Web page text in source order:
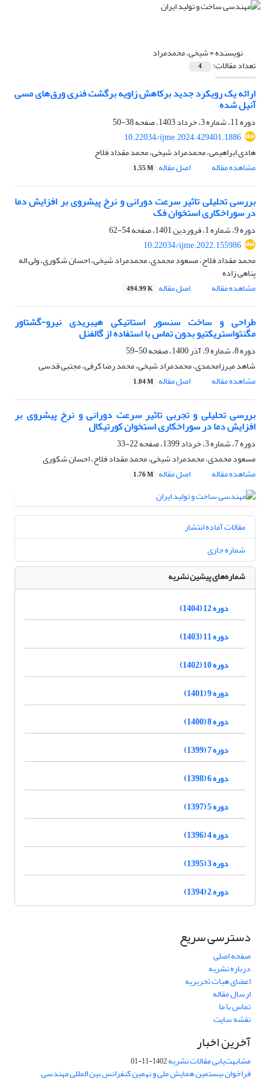
نویسنده =شیخی، محمدمراد
تعداد مقالات: 4
ارائه یک رویکرد جدید برکاهش زاویه برگشت فنری ورق‌های مسی
آنیل شده
دوره 11، شماره 3، خرداد 1403، صفحه
38-50
10.22034/ijme.2024.429401.1886
هادی ابراهیمی، محمدمراد شیخی، محمد مقداد فلاح
مشاهده مقاله
اصل مقاله 1.55 M
بررسی تحلیلی تاثیر سرعت دورانی و نرخ پیشروی بر افزایش دما
در سوراخکاری استخوان فک
دوره 9، شماره 1، فروردین 1401، صفحه
54-62
10.22034/ijme.2022.155986
محمد مقداد فلاح، مسعود محمدی، محمدمراد شیخی، احسان شکوری، ولی اله
پناهی زاده
مشاهده مقاله
اصل مقاله 494.99 K
طراحی و ساخت سنسور استاتیکی هیبریدی نیرو-گشتاور
مگنتواستریکتیو بدون تماس با استفاده از گالفنل
دوره 8، شماره 9، آذر 1400، صفحه
50-59
شاهد میرزامحمدی، محمدمراد شیخی، محمد رضا کرفی، مجتبی قدسی
مشاهده مقاله
اصل مقاله 1.04 M
بررسی تحلیلی و تجربی تاثیر سرعت دورانی و نرخ پیشروی بر
افزایش دما در سوراخکاری استخوان کورتیکال
دوره 7، شماره 3، خرداد 1399، صفحه
22-33
مسعود محمدی، محمدمراد شیخی، محمد مقداد فلاح، احسان شکوری
مشاهده مقاله
اصل مقاله 1.76 M
مقالات آماده انتشار
شماره جاری
شماره‌های پیشین نشریه
دوره 12 (1404)
دوره 11 (1403)
دوره 10 (1402)
دوره 9 (1401)
دوره 8 (1400)
دوره 7 (1399)
دوره 6 (1398)
دوره 5 (1397)
دوره 4 (1396)
دوره 3 (1395)
دوره 2 (1394)
دسترسی سریع
صفحه اصلی
درباره نشریه
اعضای هیات تحریریه
ارسال مقاله
تماس با ما
نقشه سایت
آخرین اخبار
مشابهت‌یابی مقالات نشریه1402-11-01
فراخوان بیستمین همایش ملی و نهمین کنفرانس بین المللی مهندسی